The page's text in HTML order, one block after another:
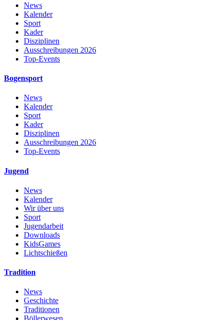
News
Kalender
Sport
Kader
Disziplinen
Ausschreibungen 2026
Top-Events
Bogensport
News
Kalender
Sport
Kader
Disziplinen
Ausschreibungen 2026
Top-Events
Jugend
News
Kalender
Wir über uns
Sport
Jugendarbeit
Downloads
KidsGames
Lichtschießen
Tradition
News
Geschichte
Traditionen